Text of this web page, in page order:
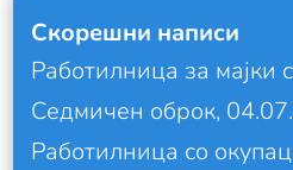
Скорешни написи
Работилница за мајки
Седмичен оброк,
Работилница со